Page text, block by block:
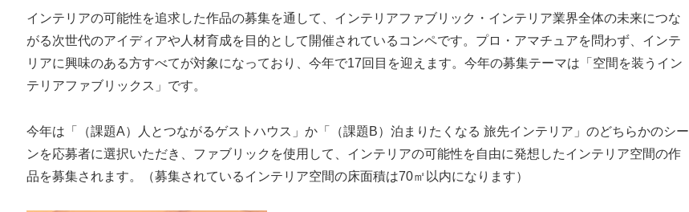
インテリアの可能性を追求した作品の募集を通して、インテリアファブリック・インテリア業界全体の未来につな
がる次世代のアイディアや人材育成を目的として開催されているコンペです。プロ・アマチュアを問わず、インテ
リアに興味のある方すべてが対象になっており、今年で17回目を迎えます。今年の募集テーマは「空間を装うイン
テリアファブリックス」です。
今年は「（課題A）人とつながるゲストハウス」か「（課題B）泊まりたくなる 旅先インテリア」のどちらかのシー
ンを応募者に選択いただき、ファブリックを使用して、インテリアの可能性を自由に発想したインテリア空間の作
品を募集されます。（募集されているインテリア空間の床面積は70㎡以内になります）